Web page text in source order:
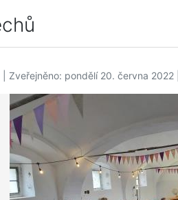
| Zveřejněno: pondělí 20. června 2022 |